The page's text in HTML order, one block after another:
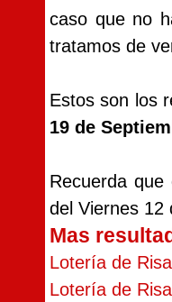
caso que no
tratamos de
Estos son los
19 de
Recuerda que
del Viernes 12
Mas
Lotería de
Lotería de